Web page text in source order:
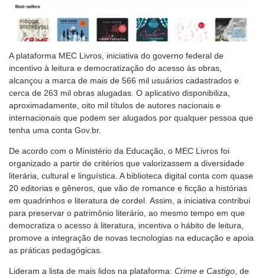
A plataforma MEC Livros, iniciativa do governo federal de
incentivo à leitura e democratização do acesso às obras,
alcançou a marca de mais de 566 mil usuários cadastrados e
cerca de 263 mil obras alugadas. O aplicativo disponibiliza,
aproximadamente, oito mil títulos de autores nacionais e
internacionais que podem ser alugados por qualquer pessoa que
tenha uma conta Gov.br.
De acordo com o Ministério da Educação, o MEC Livros foi
organizado a partir de critérios que valorizassem a diversidade
literária, cultural e linguística. A biblioteca digital conta com quase
20 editorias e gêneros, que vão de romance e ficção a histórias
em quadrinhos e literatura de cordel. Assim, a iniciativa contribui
para preservar o patrimônio literário, ao mesmo tempo em que
democratiza o acesso à literatura, incentiva o hábito de leitura,
promove a integração de novas tecnologias na educação e apoia
as práticas pedagógicas.
Lideram a lista de mais lidos na plataforma: Crime e Castigo , de